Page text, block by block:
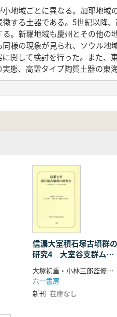
地域ごとに異なる。加耶地域
する土器である。5世紀以降
。新羅地域も慶州とその他の
様の現象が見られ、ソウル地
関して検討を行った。また、
態、高霊タイプ陶質土器の東
信濃大室積石塚古墳群の
研究4 大室谷支群ムジ
ナゴーロ単位支群の調査
大塚初重・小林三郎監修 佐々木憲一・河野正訓・高橋透・新井悟編
六一書房
新刊 在庫なし